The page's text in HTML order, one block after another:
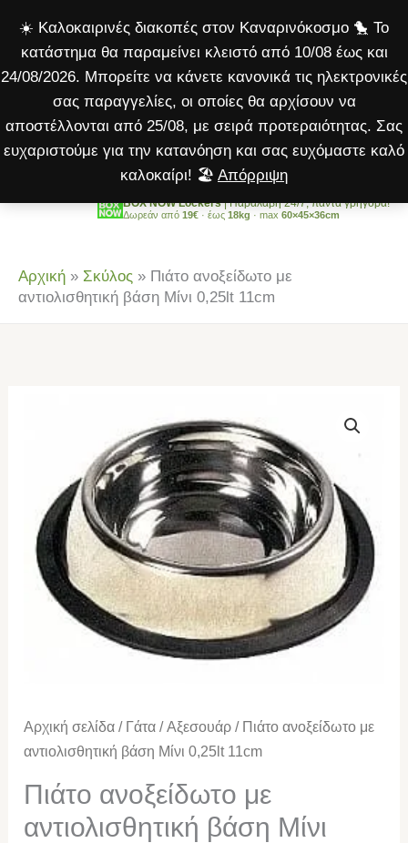
☀️ Καλοκαιρινές διακοπές στον Καναρινόκοσμο 🐤 Το
κατάστημα θα παραμείνει κλειστό από 10/08 έως και
24/08/2026. Μπορείτε να κάνετε κανονικά τις ηλεκτρονικές
σας παραγγελίες, οι οποίες θα αρχίσουν να
αποστέλλονται από 25/08, με σειρά προτεραιότητας. Σας
ευχαριστούμε για την κατανόηση και σας ευχόμαστε καλό
καλοκαίρι! 🏖️ Απόρριψη
στο
περιεχόμενο
BOX NOW Lockers| Παραλαβή 24/7, πάντα γρήγορα!
Δωρεάν από 19€ · έως 18kg · max 60×45×36cm
Αρχική » Σκύλος » Πιάτο ανοξείδωτο με
αντιολισθητική βάση Μίνι 0,25lt 11cm
Αρχική σελίδα / Γάτα /Αξεσουάρ / Πιάτο ανοξείδωτο με
αντιολισθητική βάση Μίνι 0,25lt 11cm
Πιάτο ανοξείδωτο με
αντιολισθητική βάση Μίνι
αντιολισθητική
βάση
Μίνι
0,25lt
11cm
ποσότητα
αντιολισθητική
βάση
Μίνι
0,25lt
11cm
ποσότητα